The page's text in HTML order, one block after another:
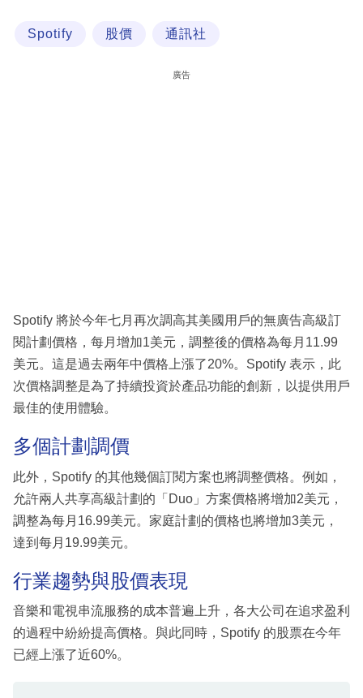
區
Spotify 股價 通訊社
廣告
Spotify 將於今年七月再次調高其美國用戶的無廣告高級訂
閱計劃價格，每月增加1美元，調整後的價格為每月11.99
美元。這是過去兩年中價格上漲了20%。Spotify 表示，此
次價格調整是為了持續投資於產品功能的創新，以提供用戶
最佳的使用體驗。
多個計劃調價
此外，Spotify 的其他幾個訂閱方案也將調整價格。例如，
允許兩人共享高級計劃的「Duo」方案價格將增加2美元，
調整為每月16.99美元。家庭計劃的價格也將增加3美元，
達到每月19.99美元。
行業趨勢與股價表現
音樂和電視串流服務的成本普遍上升，各大公司在追求盈利
的過程中紛紛提高價格。與此同時，Spotify 的股票在今年
已經上漲了近60%。